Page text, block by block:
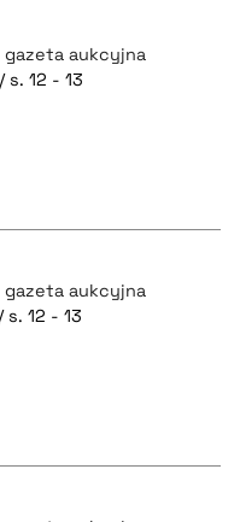
gazeta aukcyjna
s. 12 - 13
gazeta aukcyjna
s. 12 - 13